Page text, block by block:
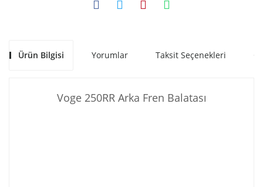
Ürün Bilgisi Yorumlar Taksit Seçenekleri
Voge 250RR Arka Fren Balatası